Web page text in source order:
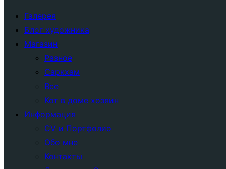
Галерея
Блог художника
Магазин
Разное
Саркхам
Все
Кот в доме хозяин
Информация
CV и Портфолио
Обо мне
Контакты